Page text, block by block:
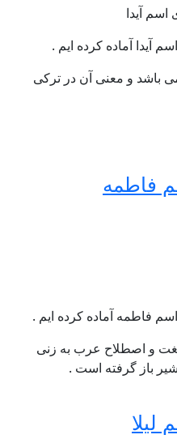
آیدا آماده کرده ایم .
باشد و معنی آن در ترکی
فاطمه
فاطمه آماده کرده ایم .
و اصطلاح عرب به زنی
باز گرفته است .